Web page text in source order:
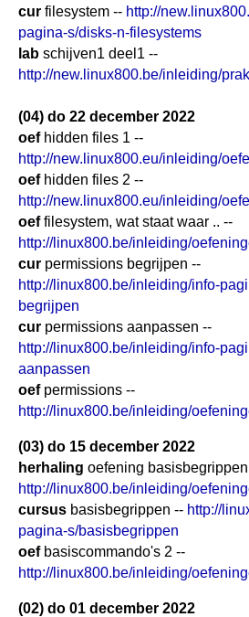
cur filesystem -- http://
pagina-s/disks-n-filesystems
lab schijven1 deel1 --
http://new.linux800.be/inleiding/
(04) do 22 december 2022
oefhidden files 1 --
http://new.linux800.eu/inleiding/
oefhidden files 2 --
http://new.linux800.eu/inleiding/
oeffilesystem, wat staat waar .. --
http://linux800.be/inleiding/
cur permissions begrijpen --
http://linux800.be/inleiding/info-
begrijpen
cur permissions aanpassen --
http://linux800.be/inleiding/info-
aanpassen
oefpermissions --
http://linux800.be/inleiding/
(03) do 15 december 2022
herhaling oefening
http://linux800.be/inleiding/
cursus basisbegrippen -- http://
pagina-s/basisbegrippen
oefbasiscommando's 2 --
http://linux800.be/inleiding/
(02) do 01 december 2022